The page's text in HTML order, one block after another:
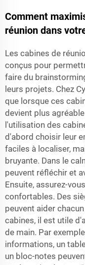
Comment
réunion dans
Les cabines de
conçus pour
faire du
leurs projets. Chez
que lorsque ces
devient plus
l'utilisation des
d'abord choisir leur
faciles à localiser,
bruyante. Dans le
peuvent réfléchir et
Ensuite, assurez-
confortables. Des
peuvent aider
cabines, il est utile
de main. Par
informations, un
un bloc-notes